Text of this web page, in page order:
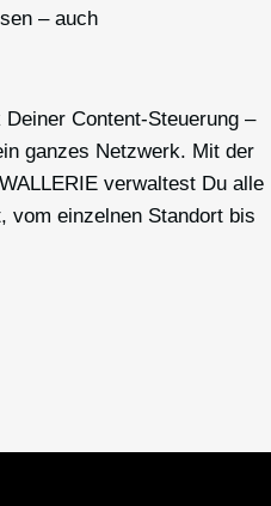
– auch
Content-Steuerung –
ganzes Netzwerk. Mit der
verwaltest Du alle
vom einzelnen Standort bis